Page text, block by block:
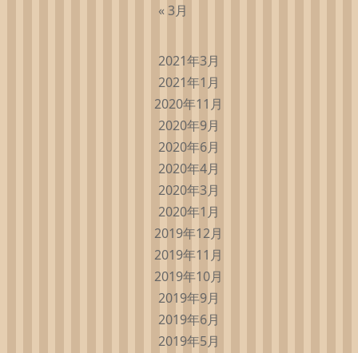
« 3月
2021年3月
2021年1月
2020年11月
2020年9月
2020年6月
2020年4月
2020年3月
2020年1月
2019年12月
2019年11月
2019年10月
2019年9月
2019年6月
2019年5月